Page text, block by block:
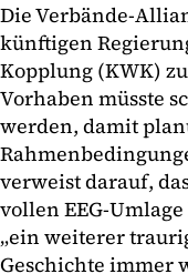
Die Verbände-
künftigen
Kopplung (KWK)
Vorhaben müsste
werden, damit
verweist darauf,
vollen EEG-
„ein weiterer
Geschichte immer